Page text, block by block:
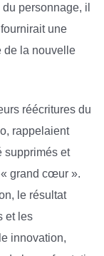
personnage, il
une
de la nouvelle
réécritures du
rappelaient
supprimés et
« grand cœur ».
le résultat
et les
innovation,